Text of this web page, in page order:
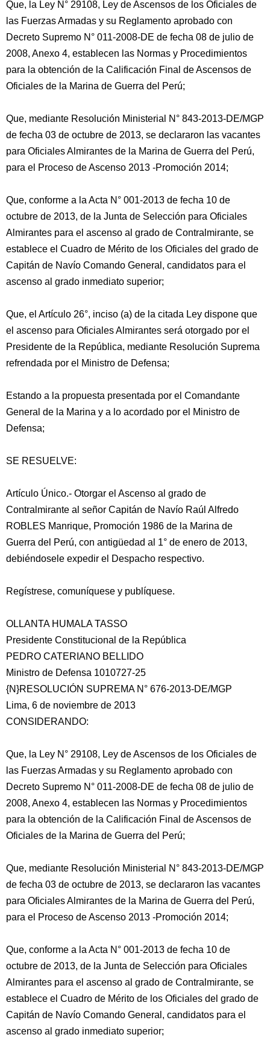
Que, la Ley N° 29108, Ley de Ascensos de los Oficiales de
las Fuerzas Armadas y su Reglamento aprobado con
Decreto Supremo N° 011-2008-DE de fecha 08 de julio de
2008, Anexo 4, establecen las Normas y Procedimientos
para la obtención de la Calificación Final de Ascensos de
Oficiales de la Marina de Guerra del Perú;
Que, mediante Resolución Ministerial N° 843-2013-DE/MGP
de fecha 03 de octubre de 2013, se declararon las vacantes
para Oficiales Almirantes de la Marina de Guerra del Perú,
para el Proceso de Ascenso 2013 -Promoción 2014;
Que, conforme a la Acta N° 001-2013 de fecha 10 de
octubre de 2013, de la Junta de Selección para Oficiales
Almirantes para el ascenso al grado de Contralmirante, se
establece el Cuadro de Mérito de los Oficiales del grado de
Capitán de Navío Comando General, candidatos para el
ascenso al grado inmediato superior;
Que, el Artículo 26°, inciso (a) de la citada Ley dispone que
el ascenso para Oficiales Almirantes será otorgado por el
Presidente de la República, mediante Resolución Suprema
refrendada por el Ministro de Defensa;
Estando a la propuesta presentada por el Comandante
General de la Marina y a lo acordado por el Ministro de
Defensa;
SE RESUELVE:
Artículo Único.- Otorgar el Ascenso al grado de
Contralmirante al señor Capitán de Navío Raúl Alfredo
ROBLES Manrique, Promoción 1986 de la Marina de
Guerra del Perú, con antigüedad al 1° de enero de 2013,
debiéndosele expedir el Despacho respectivo.
Regístrese, comuníquese y publíquese.
OLLANTA HUMALA TASSO
Presidente Constitucional de la República
PEDRO CATERIANO BELLIDO
Ministro de Defensa 1010727-25
{N}RESOLUCIÓN SUPREMA N° 676-2013-DE/MGP
Lima, 6 de noviembre de 2013
CONSIDERANDO:
Que, la Ley N° 29108, Ley de Ascensos de los Oficiales de
las Fuerzas Armadas y su Reglamento aprobado con
Decreto Supremo N° 011-2008-DE de fecha 08 de julio de
2008, Anexo 4, establecen las Normas y Procedimientos
para la obtención de la Calificación Final de Ascensos de
Oficiales de la Marina de Guerra del Perú;
Que, mediante Resolución Ministerial N° 843-2013-DE/MGP
de fecha 03 de octubre de 2013, se declararon las vacantes
para Oficiales Almirantes de la Marina de Guerra del Perú,
para el Proceso de Ascenso 2013 -Promoción 2014;
Que, conforme a la Acta N° 001-2013 de fecha 10 de
octubre de 2013, de la Junta de Selección para Oficiales
Almirantes para el ascenso al grado de Contralmirante, se
establece el Cuadro de Mérito de los Oficiales del grado de
Capitán de Navío Comando General, candidatos para el
ascenso al grado inmediato superior;